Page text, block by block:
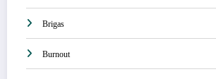
Brigas
Burnout